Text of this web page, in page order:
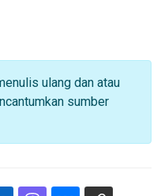
ulang dan atau
sumber